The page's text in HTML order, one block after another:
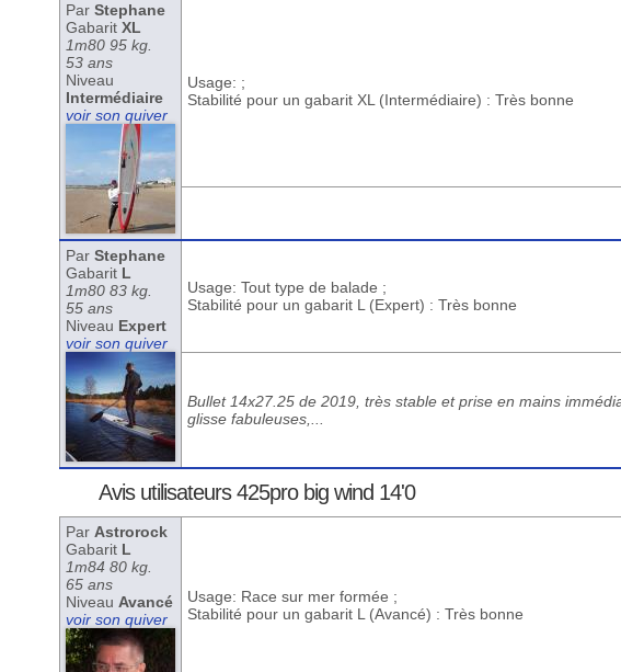
Par Stephane
Gabarit XL
1m80 95 kg.
53 ans
Niveau
Intermédiaire
voir son quiver
Usage: ;
Stabilité pour un gabarit XL (Intermédiaire) : Très bonne
Par Stephane
Gabarit L
1m80 83 kg.
55 ans
Niveau Expert
voir son quiver
Usage: Tout type de balade ;
Stabilité pour un gabarit L (Expert) : Très bonne
Bullet 14x27.25 de 2019, très stable et prise en mains
glisse fabuleuses,...
Avis utilisateurs 425pro big wind 14'0
Par Astrorock
Gabarit L
1m84 80 kg.
65 ans
Niveau Avancé
voir son quiver
Usage: Race sur mer formée ;
Stabilité pour un gabarit L (Avancé) : Très bonne